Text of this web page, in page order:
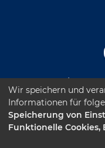
Sitemap
Wir speichern und
Informationen für
Speicherung von
Funktionelle Cookies,